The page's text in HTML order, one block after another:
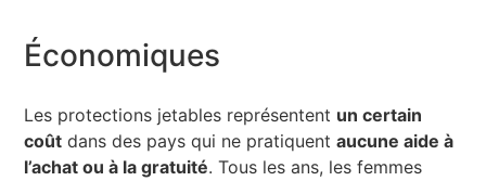
Économiques
Les protections jetables représentent un certain
coût dans des pays qui ne pratiquentaucune aide à
l’achat ou à la gratuité. Tous les ans, les femmes